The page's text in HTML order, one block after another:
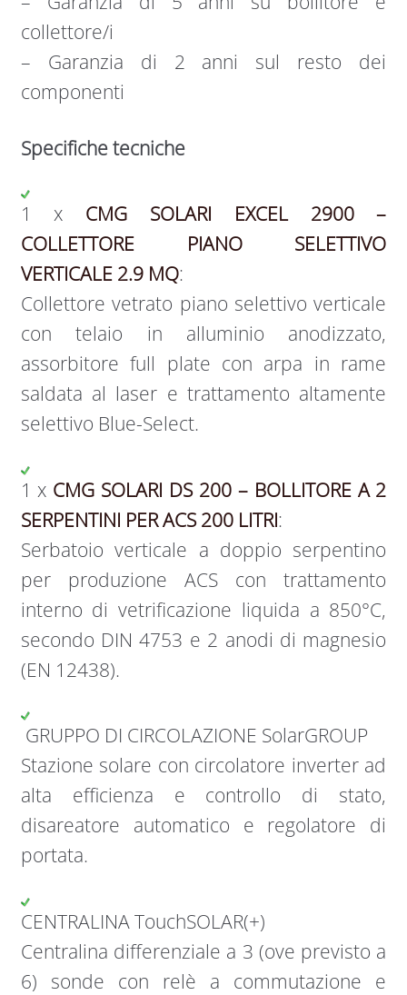
collettore/i
– Garanzia di 2 anni sul resto dei
componenti
Specifiche tecniche
1 x CMG SOLARI EXCEL 2900 –
COLLETTORE PIANO SELETTIVO
VERTICALE 2.9 MQ:
Collettore vetrato piano selettivo verticale
con telaio in alluminio anodizzato,
assorbitore full plate con arpa in rame
saldata al laser e trattamento altamente
selettivo Blue-Select.
1 x CMG SOLARI DS 200 – BOLLITORE A 2
SERPENTINI PER ACS 200 LITRI:
Serbatoio verticale a doppio serpentino
per produzione ACS con trattamento
interno di vetrificazione liquida a 850°C,
secondo DIN 4753 e 2 anodi di magnesio
(EN 12438).
GRUPPO DI CIRCOLAZIONE SolarGROUP
Stazione solare con circolatore inverter ad
alta efficienza e controllo di stato,
disareatore automatico e regolatore di
portata.
CENTRALINA TouchSOLAR(+)
Centralina differenziale a 3 (ove previsto a
6) sonde con relè a commutazione e